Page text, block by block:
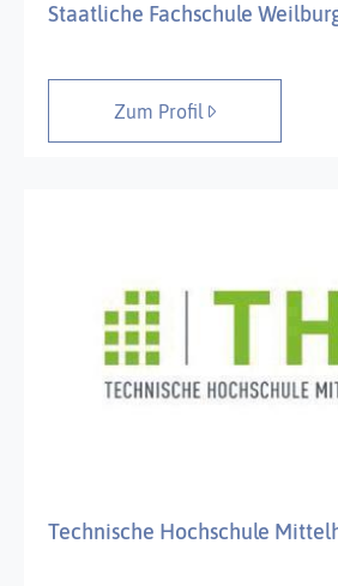
Staatliche Fachschule
Zum Profil
Technische Hochschule